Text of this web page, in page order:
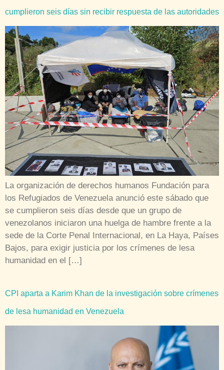
cumplieron seis días sin recibir respuesta de las autoridades
La organización de derechos humanos Fundación para
los Refugiados de Venezuela anunció este sábado que
se cumplieron seis días desde que un grupo de
venezolanos iniciaron una huelga de hambre frente a la
sede de la Corte Penal Internacional, en La Haya, Países
Bajos, para exigir justicia por los crímenes de lesa
humanidad en el […]
CPI aparta a Karim Khan de la investigación sobre crímenes
de lesa humanidad en Venezuela